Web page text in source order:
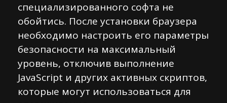
специализированного софта не
обойтись. После установки браузера
необходимо настроить его параметры
безопасности на максимальный
уровень, отключив выполнение
JavaScript и других активных скриптов,
которые могут использоваться для